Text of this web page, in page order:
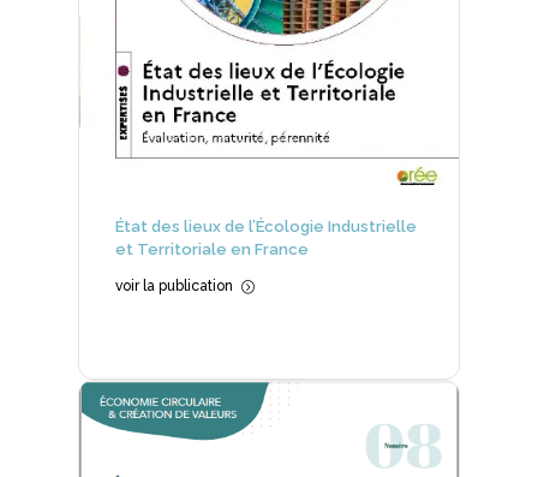
État des lieux de l’Écologie Industrielle
et Territoriale en France
voir la publication =